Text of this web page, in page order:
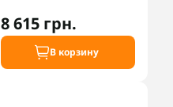
8 615 грн.
В корзину